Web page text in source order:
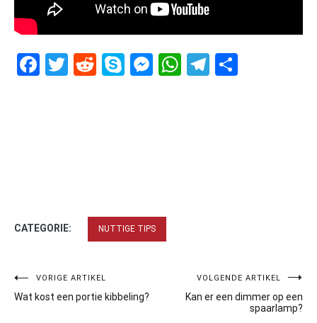
Facebook
Twitter
RedditSkypeMessenger
WhatsApp
Telegram
CATEGORIE: NUTTIGE TIPS
Bericht
navigatie
VORIGE ARTIKEL
Wat kost een portie kibbeling?
VOLGENDE ARTIKEL
Kan er een dimmer op een
spaarlamp?